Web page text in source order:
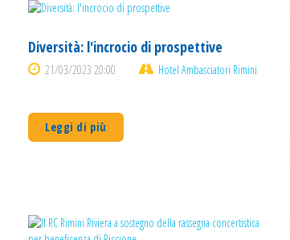
Diversità: l'incrocio di prospettive
21/03/2023 20:00 Hotel Ambasciatori Rimini
Leggi di più